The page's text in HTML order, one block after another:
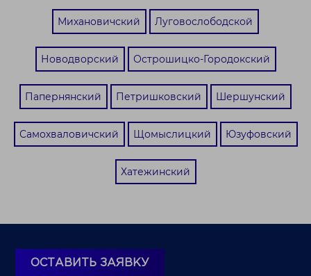
Михановичский Луговослободской
Новодворский Острошицко-Городокский
Папернянский Петришковский Шершунский
Самохваловичский Щомыслицкий Юзуфовский
Хатежинский
ОСТАВИТЬ ЗАЯВКУ